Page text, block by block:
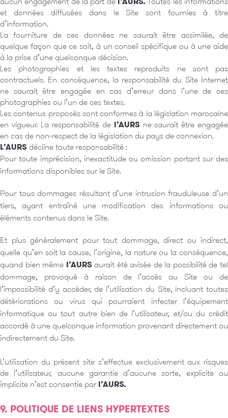
et données diffusées dans le Site sont fournies à titre
d’information.
La fourniture de ces données ne saurait être assimilée, de
quelque façon que ce soit, à un conseil spécifique ou à une aide
à la prise d’une quelconque décision.
Les photographies et les textes reproduits ne sont pas
contractuels. En conséquence, la responsabilité du Site Internet
ne saurait être engagée en cas d’erreur dans l’une de ces
photographies ou l’un de ces textes.
Les contenus proposés sont conformes à la législation marocaine
en vigueur. La responsabilité de l’AURS ne saurait être engagée
en cas de non-respect de la législation du pays de connexion.
L’AURS décline toute responsabilité :
Pour toute imprécision, inexactitude ou omission portant sur des
informations disponibles sur le Site.
Pour tous dommages résultant d’une intrusion frauduleuse d’un
tiers, ayant entraîné une modification des informations ou
éléments contenus dans le Site.
Et plus généralement pour tout dommage, direct ou indirect,
quelle qu’en soit la cause, l’origine, la nature ou la conséquence,
quand bien même l’AURS aurait été avisée de la possibilité de tel
dommage, provoqué à raison de l’accès au Site ou de
l’impossibilité d’y accéder, de l’utilisation du Site, incluant toutes
détériorations ou virus qui pourraient infecter l’équipement
informatique ou tout autre bien de l’utilisateur, et/ou du crédit
accordé à une quelconque information provenant directement ou
indirectement du Site.
L’utilisation du présent site s’effectue exclusivement aux risques
de l’utilisateur, aucune garantie d’aucune sorte, explicite ou
implicite n’est consentie parl’AURS.
9. POLITIQUE DE LIENS HYPERTEXTES